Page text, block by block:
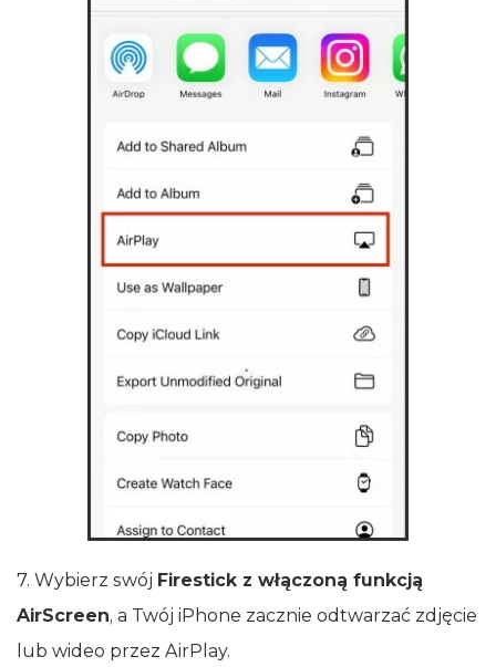
7. Wybierz swój Firestick z włączoną funkcją
AirScreen, a Twój iPhone zacznie odtwarzać zdjęcie
lub wideo przez AirPlay.